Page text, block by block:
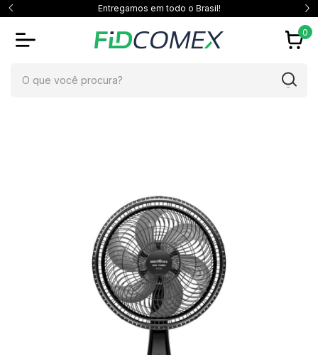
Entregamos em todo o Brasil!
0